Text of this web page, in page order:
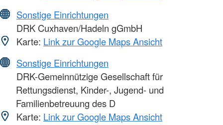
Sonstige Einrichtungen
DRK Cuxhaven/Hadeln gGmbH
Karte: Link zur Google Maps Ansicht
Sonstige Einrichtungen
DRK-Gemeinnützige Gesellschaft für
Rettungsdienst, Kinder-, Jugend- und
Familienbetreuung des D
Karte: Link zur Google Maps Ansicht